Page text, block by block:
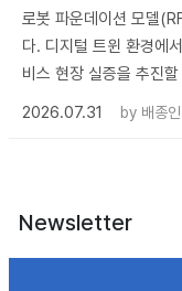
로봇 파운데이션 모델
다. 디지털 트윈 환경에
비스 현장 실증을 추진
2026.07.31
by 배종
Newsletter